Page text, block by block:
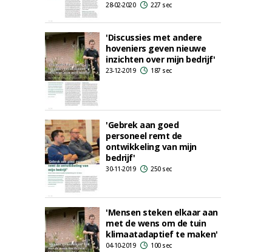
28-02-2020 227 sec
'Discussies met andere
hoveniers geven nieuwe
inzichten over mijn bedrijf'
23-12-2019 187 sec
'Gebrek aan goed
personeel remt de
ontwikkeling van mijn
bedrijf'
30-11-2019 250 sec
'Mensen steken elkaar aan
met de wens om de tuin
klimaatadaptief te maken'
04-10-2019 100 sec